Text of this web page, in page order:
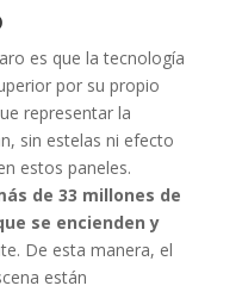
es que la tecnología
por su propio
representar la
sin estelas ni efecto
estos paneles.
de 33 millones de
se encienden y
De esta manera, el
están